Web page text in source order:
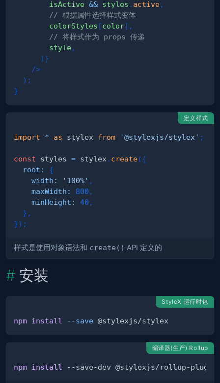
        isActive
&& styles . active,
// 根据属性选择样式变体
        colorStyles
[color] ,
// 将样式作为 props 传递
        style
,
) }
/>
) ;
}
定义样式
import * as stylex from '@stylexjs/stylex' ;
const styles = stylex . create({
root :
{
width : '100%' ,
maxWidth : 800 ,
minHeight : 40 ,
} ,
}) ;
样式是使用对象语法和 create() API 定义的
安装
StyleX 运行时包
npm install --save
编译器(生产) Rollup
npm install